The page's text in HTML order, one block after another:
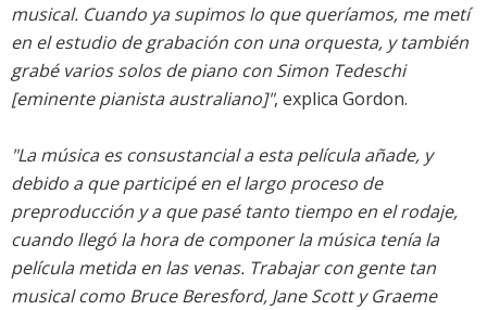
musical. Cuando ya supimos lo que queríamos, me metí
en el estudio de grabación con una orquesta, y también
grabé varios solos de piano con Simon Tedeschi
[eminente pianista australiano]", explica Gordon.
"La música es consustancial a esta película añade, y
debido a que participé en el largo proceso de
preproducción y a que pasé tanto tiempo en el rodaje,
cuando llegó la hora de componer la música tenía la
película metida en las venas. Trabajar con gente tan
musical como Bruce Beresford, Jane Scott y Graeme